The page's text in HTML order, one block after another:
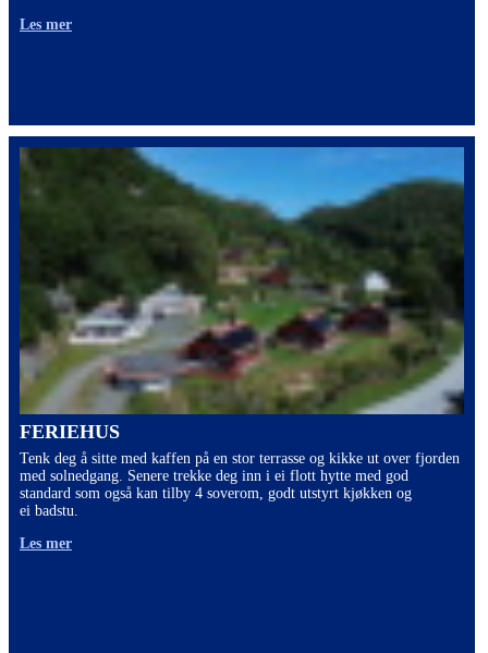
Les mer
FERIEHUS
Tenk deg å sitte med kaffen på en stor terrasse og kikke ut over fjorden
med solnedgang. Senere trekke deg inn i ei flott hytte med god
standard som også kan tilby 4 soverom, godt utstyrt kjøkken og
ei badstu.
Les mer